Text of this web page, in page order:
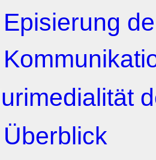
Episierung
Überblick